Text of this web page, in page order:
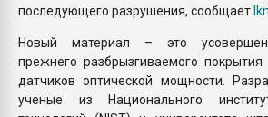
последующего разрушения, сообщает
Новый материал – это
прежнего разбрызгиваемого
датчиков оптической мощности.
ученые из Национального